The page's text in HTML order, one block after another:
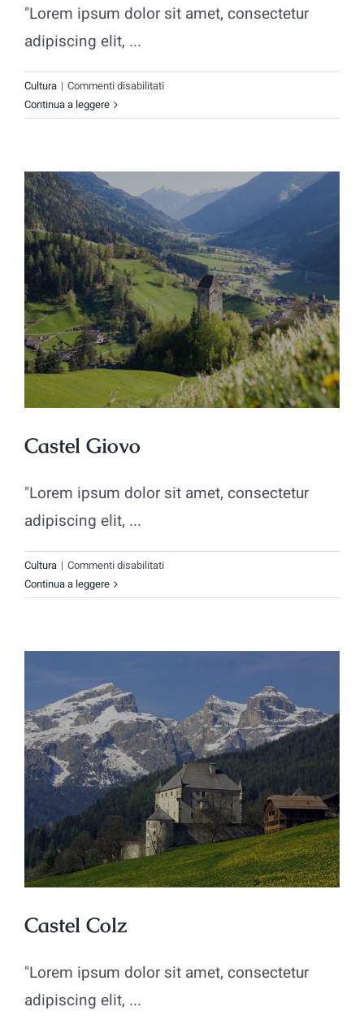
"Lorem ipsum dolor sit amet, consectetur
adipiscing elit, ...
Cultura | Commenti disabilitatisu
Lamberto
Continua a leggere
Castel Giovo
"Lorem ipsum dolor sit amet, consectetur
adipiscing elit, ...
Cultura | Commenti disabilitatisu
Giovo
Continua a leggere
Castel Colz
"Lorem ipsum dolor sit amet, consectetur
adipiscing elit, ...